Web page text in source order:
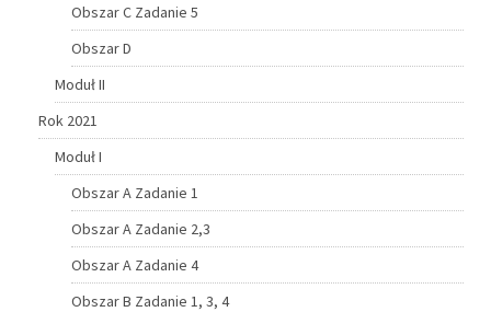
Obszar C Zadanie 5
Obszar D
Moduł II
Rok 2021
Moduł I
Obszar A Zadanie 1
Obszar A Zadanie 2,3
Obszar A Zadanie 4
Obszar B Zadanie 1, 3, 4